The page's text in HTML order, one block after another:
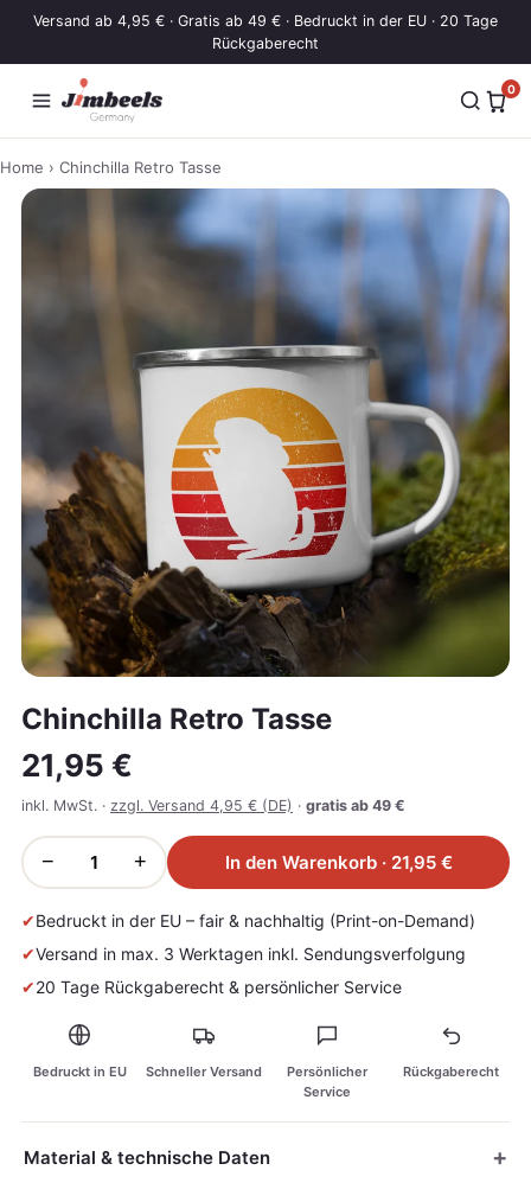
Zum Inhalt springen
Versand ab 4,95 € · Gratis ab 49 € · Bedruckt in der EU · 20 Tage
Rückgaberecht
0
Home › Chinchilla Retro Tasse
Chinchilla Retro Tasse
21,95 €
inkl. MwSt. · zzgl. Versand 4,95 € (DE) · gratis ab 49 €
− + In den Warenkorb · 21,95 €
✔Bedruckt in der EU – fair & nachhaltig (Print-on-Demand)
✔Versand in max. 3 Werktagen inkl. Sendungsverfolgung
✔20 Tage Rückgaberecht & persönlicher Service
Bedruckt in EU Schneller Versand
Persönlicher
Service
Rückgaberecht
Material & technische Daten